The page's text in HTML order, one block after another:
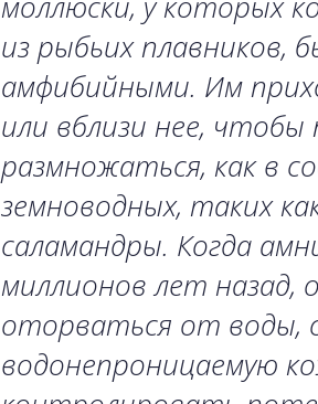
из рыбьих плавников,
амфибийными. Им
или вблизи нее,
размножаться, как в
земноводных, таких
саламандры. Когда
миллионов лет назад,
оторваться от воды,
водонепроницаемую